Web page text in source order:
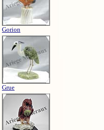
Gorion
Grue